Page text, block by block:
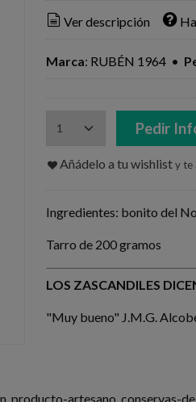
Ver descripción
Marca: RUBÉN 1964 •
Pedir
Añádelo a tu wishlisty te
Ingredientes: bonito del
Tarro de 200 gramos
LOS ZASCANDILES
"Muy bueno" J.M.G.
producto-artesano conservas-